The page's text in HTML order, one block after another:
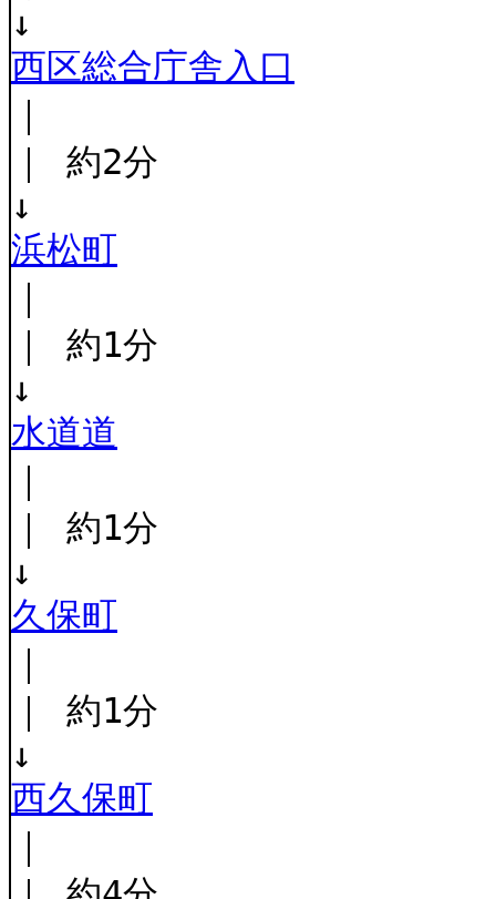
↓
西区総合庁舎入口
｜ 約2分
↓
浜松町
｜ 約1分
↓
水道道
｜ 約1分
↓
久保町
｜ 約1分
↓
西久保町